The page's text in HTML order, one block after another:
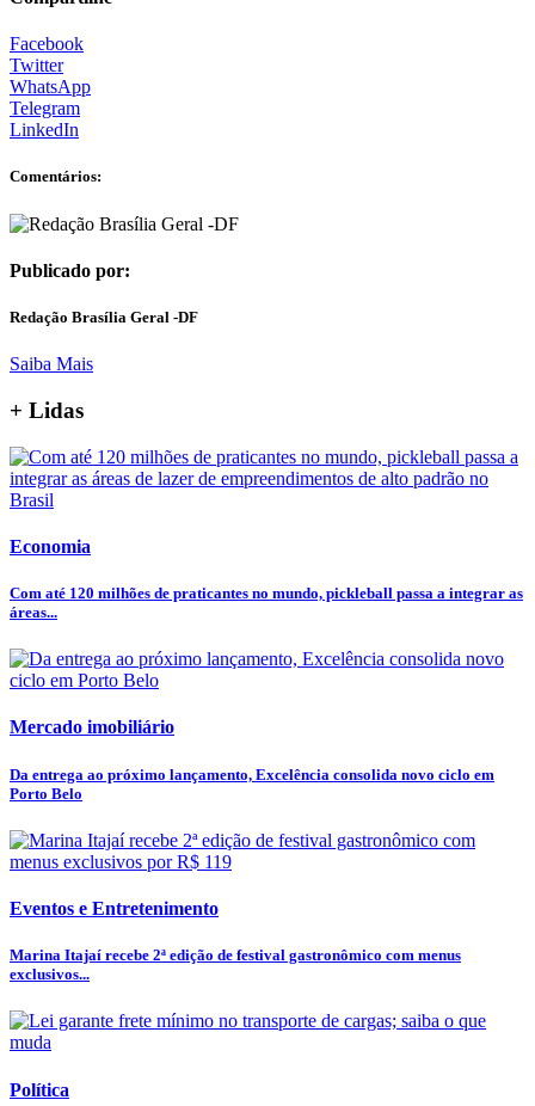
Facebook
Twitter
WhatsApp
Telegram
LinkedIn
Comentários:
Publicado por:
Redação Brasília Geral -DF
Saiba Mais
+ Lidas
Economia
Com até 120 milhões de praticantes no mundo, pickleball passa a integrar as
áreas...
Mercado imobiliário
Da entrega ao próximo lançamento, Excelência consolida novo ciclo em
Porto Belo
Eventos e Entretenimento
Marina Itajaí recebe 2ª edição de festival gastronômico com menus
exclusivos...
Política